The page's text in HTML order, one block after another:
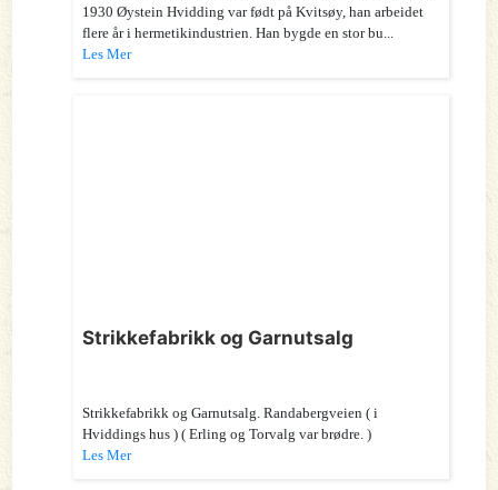
1930 Øystein Hvidding var født på Kvitsøy, han arbeidet
flere år i hermetikindustrien. Han bygde en stor bu...
Les Mer
Strikkefabrikk og Garnutsalg
Strikkefabrikk og Garnutsalg. Randabergveien ( i
Hviddings hus ) ( Erling og Torvalg var brødre. )
Les Mer